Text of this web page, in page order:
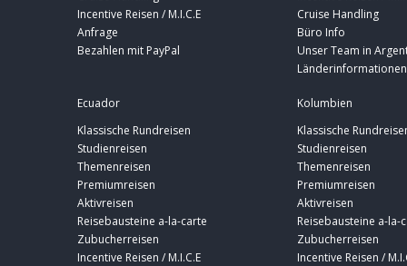
Incentive Reisen / M.I.C.E
Anfrage
Bezahlen mit PayPal
Cruise Handling
Büro Info
Unser Team in
Länderinformationen
Ecuador
Klassische Rundreisen
Studienreisen
Themenreisen
Premiumreisen
Aktivreisen
Reisebausteine a-la-carte
Zubucherreisen
Incentive Reisen / M.I.C.E
Kolumbien
Klassische
Studienreisen
Themenreisen
Premiumreisen
Aktivreisen
Reisebausteine a-la-
Zubucherreisen
Incentive Reisen /